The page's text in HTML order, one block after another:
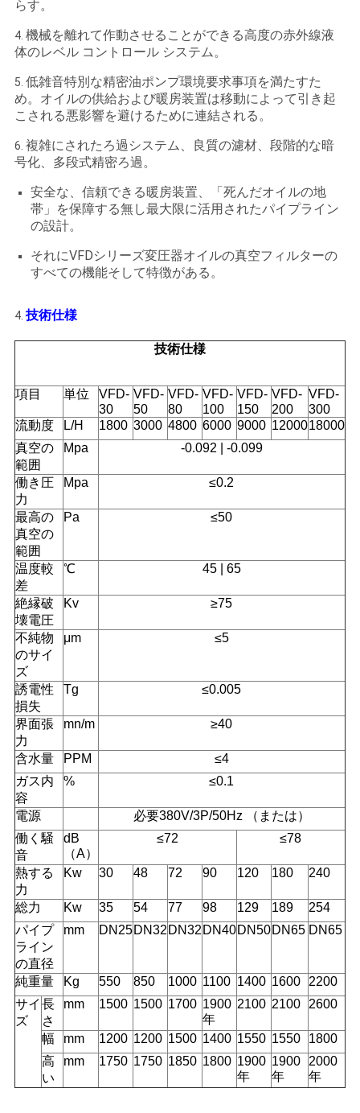
らす。
4. 機械を離れて作動させることができる高度の赤外線液
体のレベル コントロール システム。
5. 低雑音特別な精密油ポンプ環境要求事項を満たすた
め。オイルの供給および暖房装置は移動によって引き起
こされる悪影響を避けるために連結される。
6. 複雑にされたろ過システム、良質の濾材、段階的な暗
号化、多段式精密ろ過。
安全な、信頼できる暖房装置、「死んだオイルの地
帯」を保障する無し最大限に活用されたパイプライン
の設計。
それにVFDシリーズ変圧器オイルの真空フィルターの
すべての機能そして特徴がある。
4. 技術仕様
技術仕様
項目 単位
VFD-
30
VFD-
50
VFD-
80
VFD-
100
VFD-
150
VFD-
200
VFD-
300
流動度
L/H 1800 3000 4800 6000 9000 1200018000
真空の
範囲
Mpa -0.092 | -0.099
働き圧
力
Mpa ≤0.2
最高の
真空の
範囲
Pa ≤50
温度較
差
℃ 45 | 65
絶縁破
壊電圧
Kv ≥75
不純物
のサイ
ズ
μm ≤5
誘電性
損失
Tg ≤0.005
界面張
力
mn/m ≥40
含水量 PPM
≤4
ガス内
容
% ≤0.1
電源
必要380V/3P/50Hz （または）
働く騒
音
dB
（A）
≤72 ≤78
熱する
力
Kw 30 48 72 90 120 180 240
総力 Kw 35 54 77 98 129 189
254
パイプ
ライン
の直径
mm DN25DN32DN32DN40DN50DN65 DN65
純重量 Kg 550 850 1000 1100 1400 1600 2200
サイ
ズ
長
さ
mm 1500 1500 1700 1900
年
2100 2100 2600
幅 mm 1200 1200 1500 1400 1550 1550
1800
高
い
mm 1750 1750 1850 1800 1900
年
1900
年
2000
年